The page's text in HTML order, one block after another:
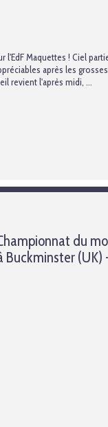
l'EdF Maquettes ! Ciel
après les
revient l'après midi, ...
du
Buckminster (UK)